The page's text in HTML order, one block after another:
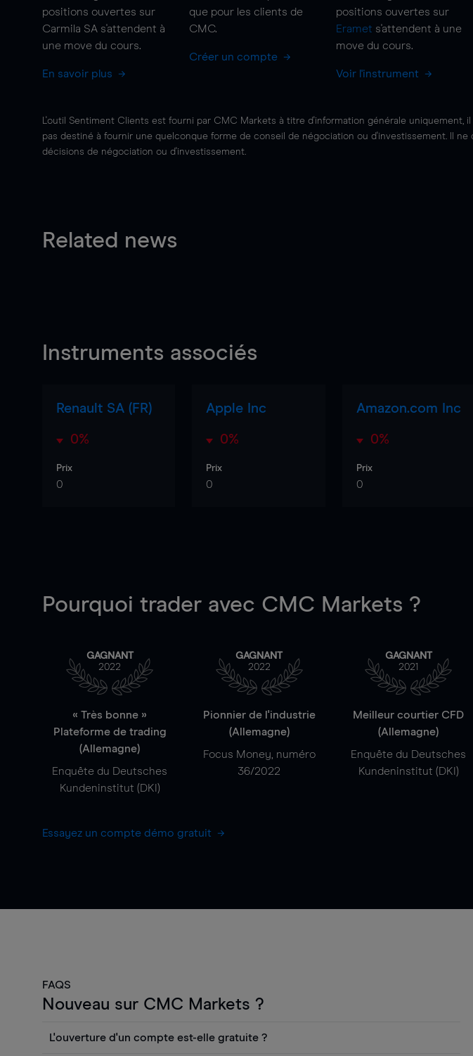
positions ouvertes sur
Carmila SA s'attendent à
une move du cours.
En savoir plus
que pour les clients de
CMC.
Créer un compte
positions ouvertes sur
Eramet s'attendent à une
move du cours.
Voir l'instrument
L'outil Sentiment Clients est fourni par CMC Markets à titre d'information générale uniquement,
pas destiné à fournir une quelconque forme de conseil de négociation ou d'investissement. Il
décisions de négociation ou d'investissement.
Related news
Instruments associés
Renault SA (FR)
0%
Prix
0
Apple Inc
0%
Prix
0
Amazon.com Inc
0%
Prix
0
Pourquoi trader avec CMC Markets ?
GAGNANT
2022
« Très bonne »
Plateforme de trading
(Allemagne)
Enquête du Deutsches
Kundeninstitut (DKI)
GAGNANT
2022
Pionnier de l'industrie
(Allemagne)
Focus Money, numéro
36/2022
GAGNANT
2021
Meilleur courtier CFD
(Allemagne)
Enquête du Deutsches
Kundeninstitut (DKI)
Essayez un compte démo gratuit
FAQS
Nouveau sur CMC Markets ?
L'ouverture d'un compte est-elle gratuite ?